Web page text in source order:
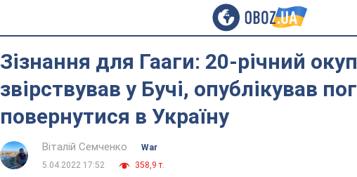
Зізнання для Гааги: 20-річний
звірствував у Бучі, опублікував
повернутися в Україну
Віталій Семченко
War
5.04.2022 17:52
358,9 т.